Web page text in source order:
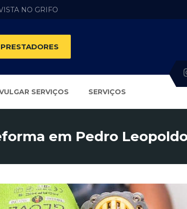
NO GRIFO
SERVIÇOS SERVIÇOS
em Pedro